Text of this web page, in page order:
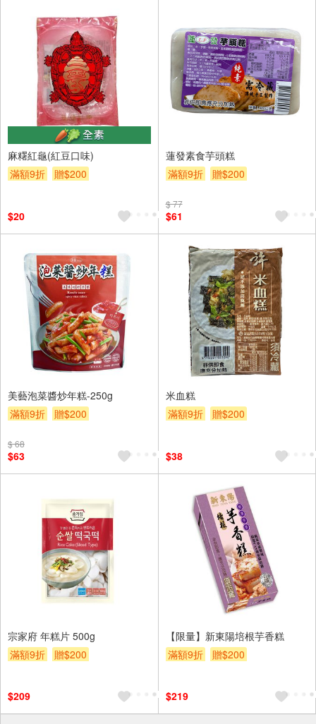
麻糬紅龜(紅豆口味)
滿額9折
贈$200
$20
蓮發素食芋頭糕
滿額9折
贈$200
$ 77
$61
美藝泡菜醬炒年糕-250g
滿額9折
贈$200
$ 68
$63
米血糕
滿額9折
贈$200
$38
宗家府 年糕片 500g
滿額9折
贈$200
$209
【限量】新東陽培根芋香糕
滿額9折
贈$200
$219